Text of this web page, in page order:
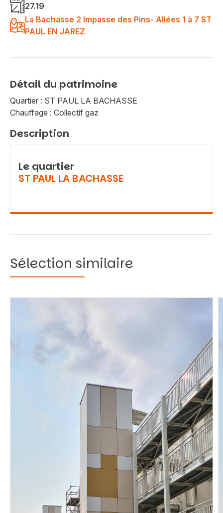
27.19
La Bachasse 2 Impasse des Pins- Allées 1 à 7 ST
PAUL EN JAREZ
Détail du patrimoine
Quartier : ST PAUL LA BACHASSE
Chauffage : Collectif gaz
Description
Le quartier
ST PAUL LA BACHASSE
Sélection similaire